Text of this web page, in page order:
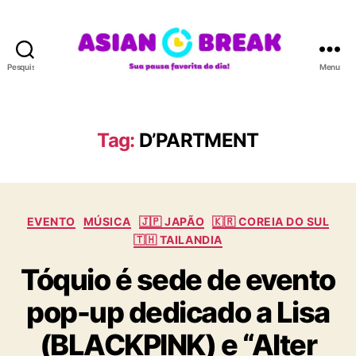
Pesquisar
A
N
R
A
K
Menu
Tag: D’PARTMENT
C
a
t
e
g
o
r
i
EVENTO MÚSICA 🇯🇵 JAPÃO 🇰🇷 COREIA DO SUL
🇹🇭 TAILANDIA
Tóquio é sede de evento
pop-up dedicado a Lisa
(BLACKPINK) e “Alter